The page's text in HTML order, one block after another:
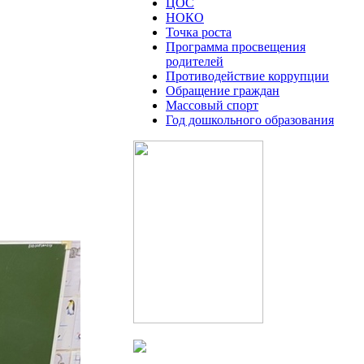
ЦОС
НОКО
Точка роста
Программа просвещения
родителей
Противодействие коррупции
Обращение граждан
Массовый спорт
Год дошкольного образования